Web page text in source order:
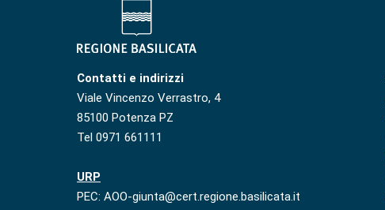
Contatti e indirizzi
Viale Vincenzo Verrastro, 4
85100 Potenza PZ
Tel 0971 661111
URP
PEC: AOO-giunta@cert.regione.basilicata.it